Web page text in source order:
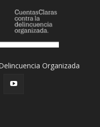
Organizada